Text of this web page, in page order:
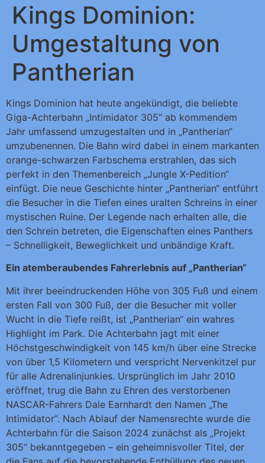
Kings Dominion:
Umgestaltung von
Pantherian
Kings Dominion hat heute angekündigt, die beliebte
Giga-Achterbahn „Intimidator 305“ ab kommendem
Jahr umfassend umzugestalten und in „Pantherian“
umzubenennen. Die Bahn wird dabei in einem markanten
orange-schwarzen Farbschema erstrahlen, das sich
perfekt in den Themenbereich „Jungle X-Pedition“
einfügt. Die neue Geschichte hinter „Pantherian“ entführt
die Besucher in die Tiefen eines uralten Schreins in einer
mystischen Ruine. Der Legende nach erhalten alle, die
den Schrein betreten, die Eigenschaften eines Panthers
– Schnelligkeit, Beweglichkeit und unbändige Kraft.
Ein atemberaubendes Fahrerlebnis auf „Pantherian“
Mit ihrer beeindruckenden Höhe von 305 Fuß und einem
ersten Fall von 300 Fuß, der die Besucher mit voller
Wucht in die Tiefe reißt, ist „Pantherian“ ein wahres
Highlight im Park. Die Achterbahn jagt mit einer
Höchstgeschwindigkeit von 145 km/h über eine Strecke
von über 1,5 Kilometern und verspricht Nervenkitzel pur
für alle Adrenalinjunkies. Ursprünglich im Jahr 2010
eröffnet, trug die Bahn zu Ehren des verstorbenen
NASCAR-Fahrers Dale Earnhardt den Namen „The
Intimidator“. Nach Ablauf der Namensrechte wurde die
Achterbahn für die Saison 2024 zunächst als „Projekt
305“ bekanntgegeben – ein geheimnisvoller Titel, der